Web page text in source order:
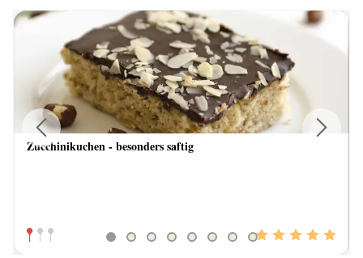
Zucchinikuchen - besonders saftig
Previous